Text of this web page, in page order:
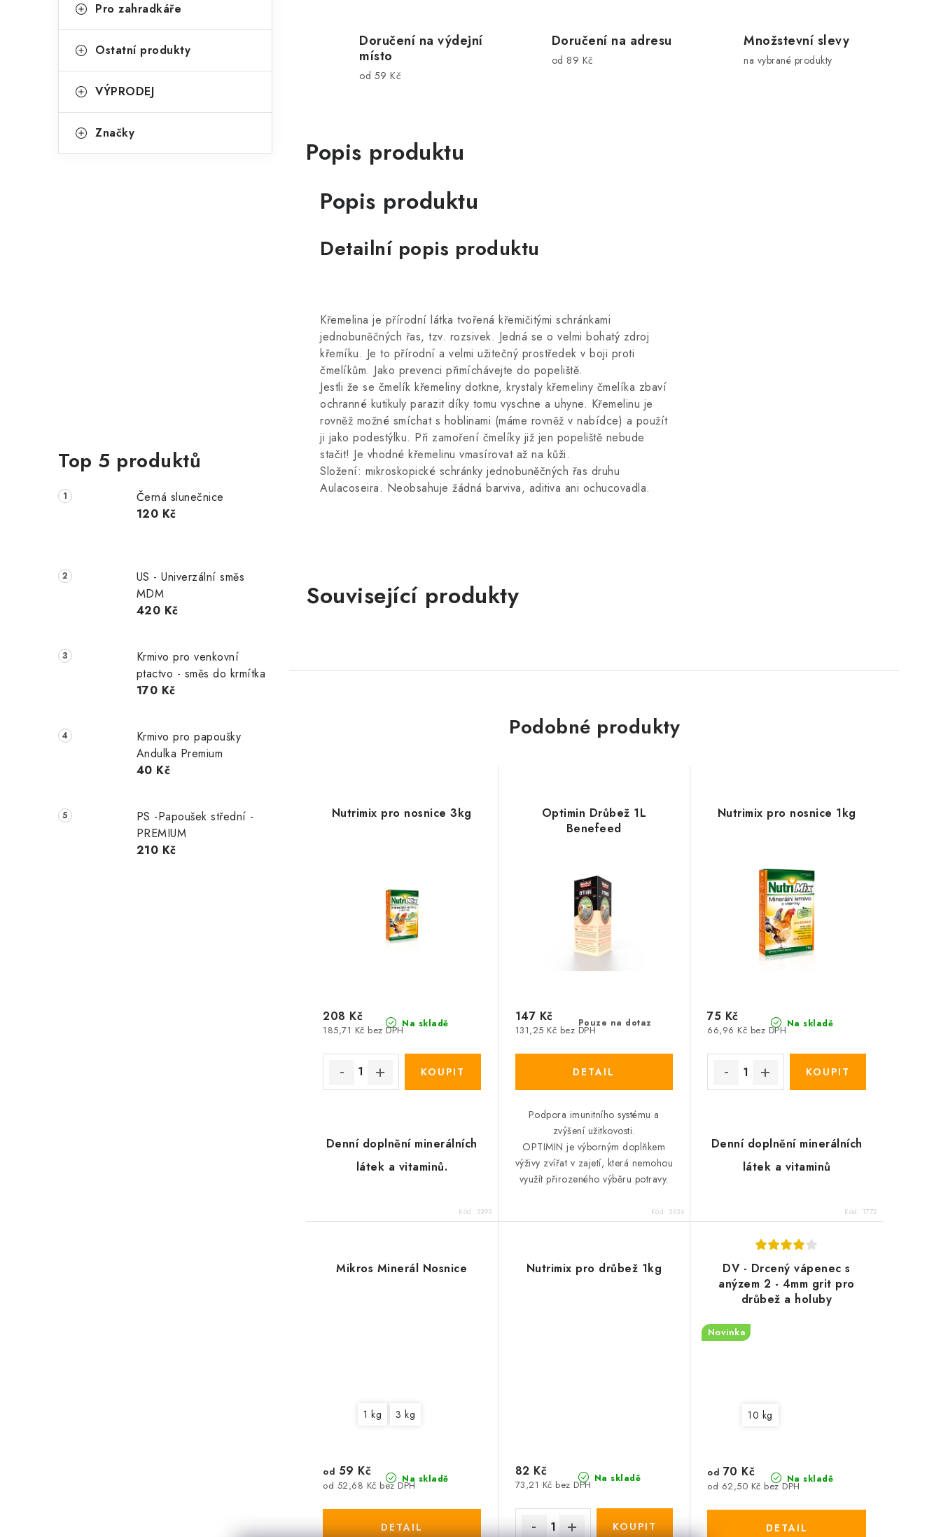
Pro zahradkáře
Ostatní produkty
VÝPRODEJ
Značky
Top 5 produktů
Černá slunečnice
120 Kč
US - Univerzální směs
MDM
420 Kč
Krmivo pro venkovní
ptactvo - směs do krmítka
170 Kč
Krmivo pro papoušky
Andulka Premium
40 Kč
PS -Papoušek střední -
PREMIUM
210 Kč
Doručení na výdejní
místo
od 59 Kč
Doručení na adresu
od 89 Kč
Množstevní slevy
na vybrané produkty
Popis produktu
Popis produktu
Detailní popis produktu
Křemelina je přírodní látka tvořená křemičitými schránkami
jednobuněčných řas, tzv. rozsivek. Jedná se o velmi bohatý zdroj
křemíku. Je to přírodní a velmi užitečný prostředek v boji proti
čmelíkům. Jako prevenci přimíchávejte do popeliště.
Jestli že se čmelík křemeliny dotkne, krystaly křemeliny čmelíka zbaví
ochranné kutikuly parazit díky tomu vyschne a uhyne. Křemelinu je
rovněž možné smíchat s hoblinami (máme rovněž v nabídce) a použít
ji jako podestýlku. Při zamoření čmelíky již jen popeliště nebude
stačit! Je vhodné křemelinu vmasírovat až na kůži.
Složení: mikroskopické schránky jednobuněčných řas druhu
Aulacoseira. Neobsahuje žádná barviva, aditiva ani ochucovadla.
Související produkty
Podobné produkty
Nutrimix pro nosnice 3kg
Na skladě
185,71 Kč bez DPH
208 Kč
Denní doplnění minerálních
látek a vitaminů.
Kód: 3393
Optimin Drůbež 1L
Benefeed
Pouze na dotaz
131,25 Kč bez DPH
147 Kč
Podpora imunitního systému a
zvýšení užitkovosti.
OPTIMIN je výborným doplňkem
výživy zvířat v zajetí, která nemohou
využít přirozeného výběru potravy.
Kód: 3634
Nutrimix pro nosnice 1kg
Na skladě
66,96 Kč bez DPH
75 Kč
Denní doplnění minerálních
látek a vitaminů
Kód: 1772
Mikros Minerál Nosnice
1 kg 3 kg
Na skladě
od 52,68 Kč bez DPH
od 59 Kč
Nutrimix pro drůbež 1kg
Na skladě
73,21 Kč bez DPH
82 Kč
DV - Drcený vápenec s
anýzem 2 - 4mm grit pro
drůbež a holuby
Novinka
10 kg
Na skladě
od 62,50 Kč bez DPH
od 70 Kč